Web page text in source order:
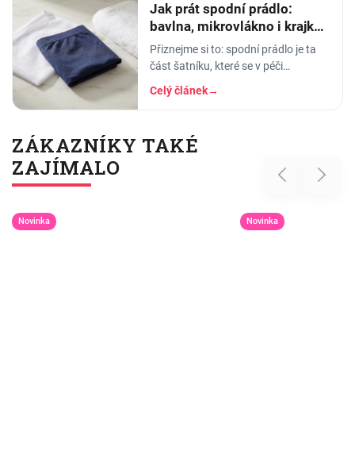
Jak prát spodní prádlo:
bavlna, mikrovlákno i krajka,
aby vydrželo
Přiznejme si to: spodní prádlo je ta
část šatníku, které se v péči
věnujeme nejmíň. Hodíme ho do
pračky se vším ostatním, dáme
Celý článek→
ZÁKAZNÍKY TAKÉ
ZAJÍMALO
Previous
Novinka Novinka
Next